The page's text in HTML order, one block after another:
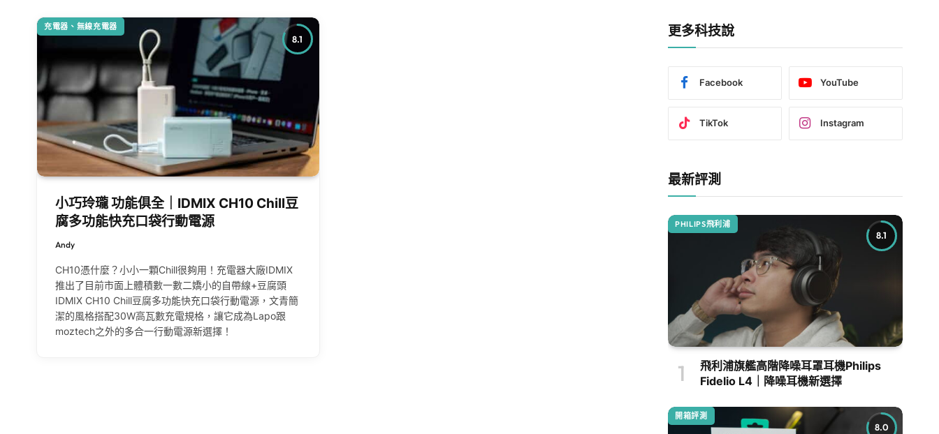
8.1
充電器、無線充電器
小巧玲瓏 功能俱全｜IDMIX CH10 Chill豆
腐多功能快充口袋行動電源
Andy
CH10憑什麼？小小一顆Chill很夠用！充電器大廠IDMIX
推出了目前市面上體積數一數二嬌小的自帶線+豆腐頭
IDMIX CH10 Chill豆腐多功能快充口袋行動電源，文青簡
潔的風格搭配30W高瓦數充電規格，讓它成為Lapo跟
moztech之外的多合一行動電源新選擇！
更多科技說
Facebook YouTube
TikTok Instagram
最新評測
8.1
PHILIPS飛利浦
飛利浦旗艦高階降噪耳罩耳機Philips
Fidelio L4｜降噪耳機新選擇
8.0
開箱評測